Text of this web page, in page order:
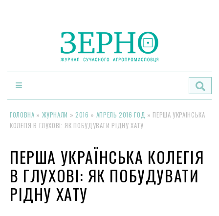
ГОЛОВНА » ЖУРНАЛИ »2016 » АПРЕЛЬ 2016 ГОД » ПЕРША УКРАЇНСЬКА
КОЛЕГІЯ В ГЛУХОВІ: ЯК ПОБУДУВАТИ РІДНУ ХАТУ
ПЕРША УКРАЇНСЬКА КОЛЕГІЯ
В ГЛУХОВІ: ЯК ПОБУДУВАТИ
РІДНУ ХАТУ